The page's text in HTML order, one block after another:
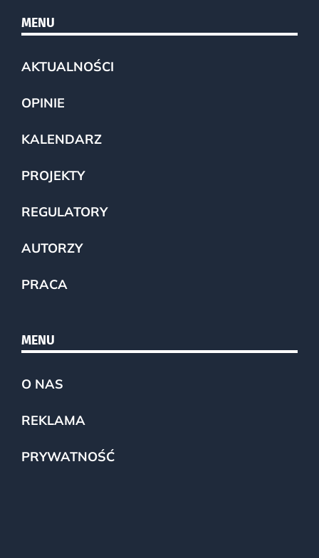
MENU
AKTUALNOŚCI
OPINIE
KALENDARZ
PROJEKTY
REGULATORY
AUTORZY
PRACA
MENU
O NAS
REKLAMA
PRYWATNOŚĆ